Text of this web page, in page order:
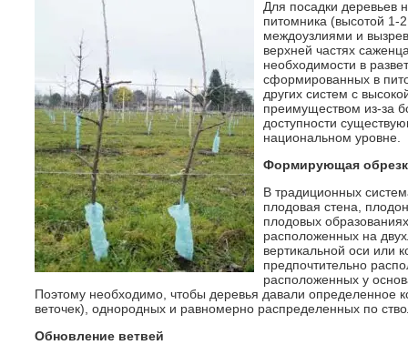
Для посадки деревьев
питомника (высотой 1-
междоузлиями и
верхней частях
необходимости в
сформированных в
других систем с
преимуществом из-за
доступности
национальном уровне.
Формирующая
В традиционных
плодовая стена,
плодовых
расположенных на
вертикальной оси или
предпочтительно
расположенных у
Поэтому необходимо, чтобы деревья давали определенное
веточек), однородных и равномерно распределенных по
Обновление ветвей